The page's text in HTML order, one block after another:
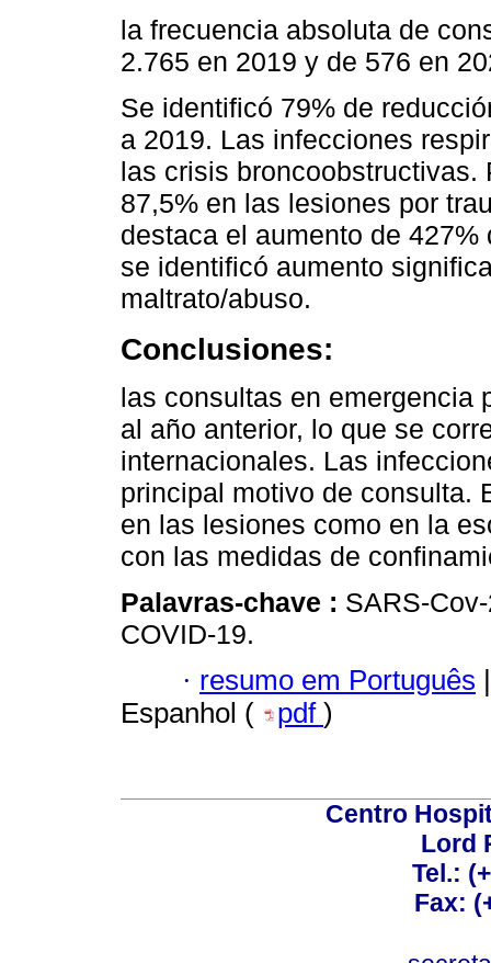
la frecuencia absoluta de
2.765 en 2019 y de 576 en
Se identificó 79% de
a 2019. Las infecciones
las crisis broncoobstructivas.
87,5% en las lesiones por
destaca el aumento de
se identificó aumento
maltrato/abuso.
Conclusiones:
las consultas en emergencia
al año anterior, lo que se
internacionales. Las
principal motivo de consulta.
en las lesiones como en la
con las medidas de
Palavras-chave : SARS-
COVID-19.
· resumo em Português
Espanhol (
pdf )
Centro
Lord
Tel.:
Fax: